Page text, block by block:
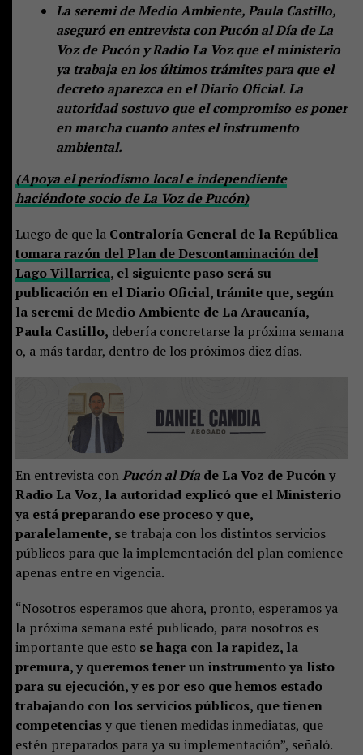
La seremi de Medio Ambiente, Paula Castillo,
aseguró en entrevista con Pucón al Día de La
Voz de Pucón y Radio La Voz que el ministerio
ya trabaja en los últimos trámites para que el
decreto aparezca en el Diario Oficial. La
autoridad sostuvo que el compromiso es poner
en marcha cuanto antes el instrumento
ambiental.
(Apoya el periodismo local e independiente
haciéndote socio de La Voz de Pucón)
Luego de que la Contraloría General de la República
tomara razón del Plan de Descontaminación del
Lago Villarrica, el siguiente paso será su
publicación en el Diario Oficial, trámite que, según
la seremi de Medio Ambiente de La Araucanía,
Paula Castillo, debería concretarse la próxima semana
o, a más tardar, dentro de los próximos diez días.
En entrevista conPucón al Díade La Voz de Pucón y
Radio La Voz, la autoridad explicó que el Ministerio
ya está preparando ese proceso y que,
paralelamente, se trabaja con los distintos servicios
públicos para que la implementación del plan comience
apenas entre en vigencia.
“Nosotros esperamos que ahora, pronto, esperamos ya
la próxima semana esté publicado, para nosotros es
importante que esto se haga con la rapidez, la
premura, y queremos tener un instrumento ya listo
para su ejecución, y es por eso que hemos estado
trabajando con los servicios públicos, que tienen
competenciasy que tienen medidas inmediatas, que
estén preparados para ya su implementación”, señaló.